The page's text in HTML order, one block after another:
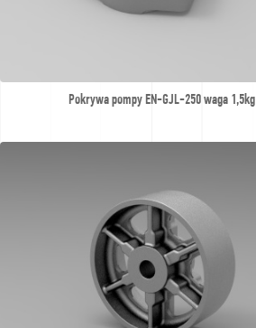
Pokrywa pompy EN-GJL-250 waga 1,5kg